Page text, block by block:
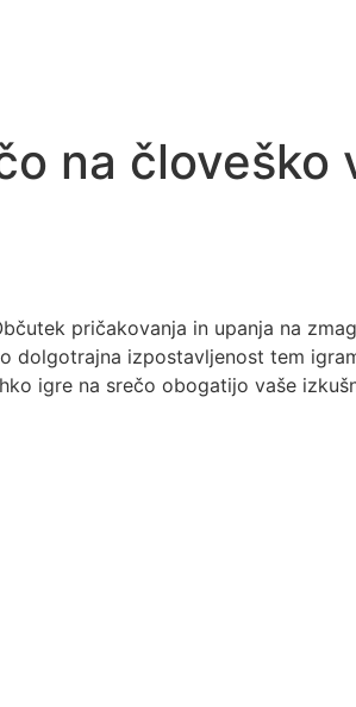
na človeško
pričakovanja in upanja na
dolgotrajna izpostavljenost tem
igre na srečo obogatijo vaše